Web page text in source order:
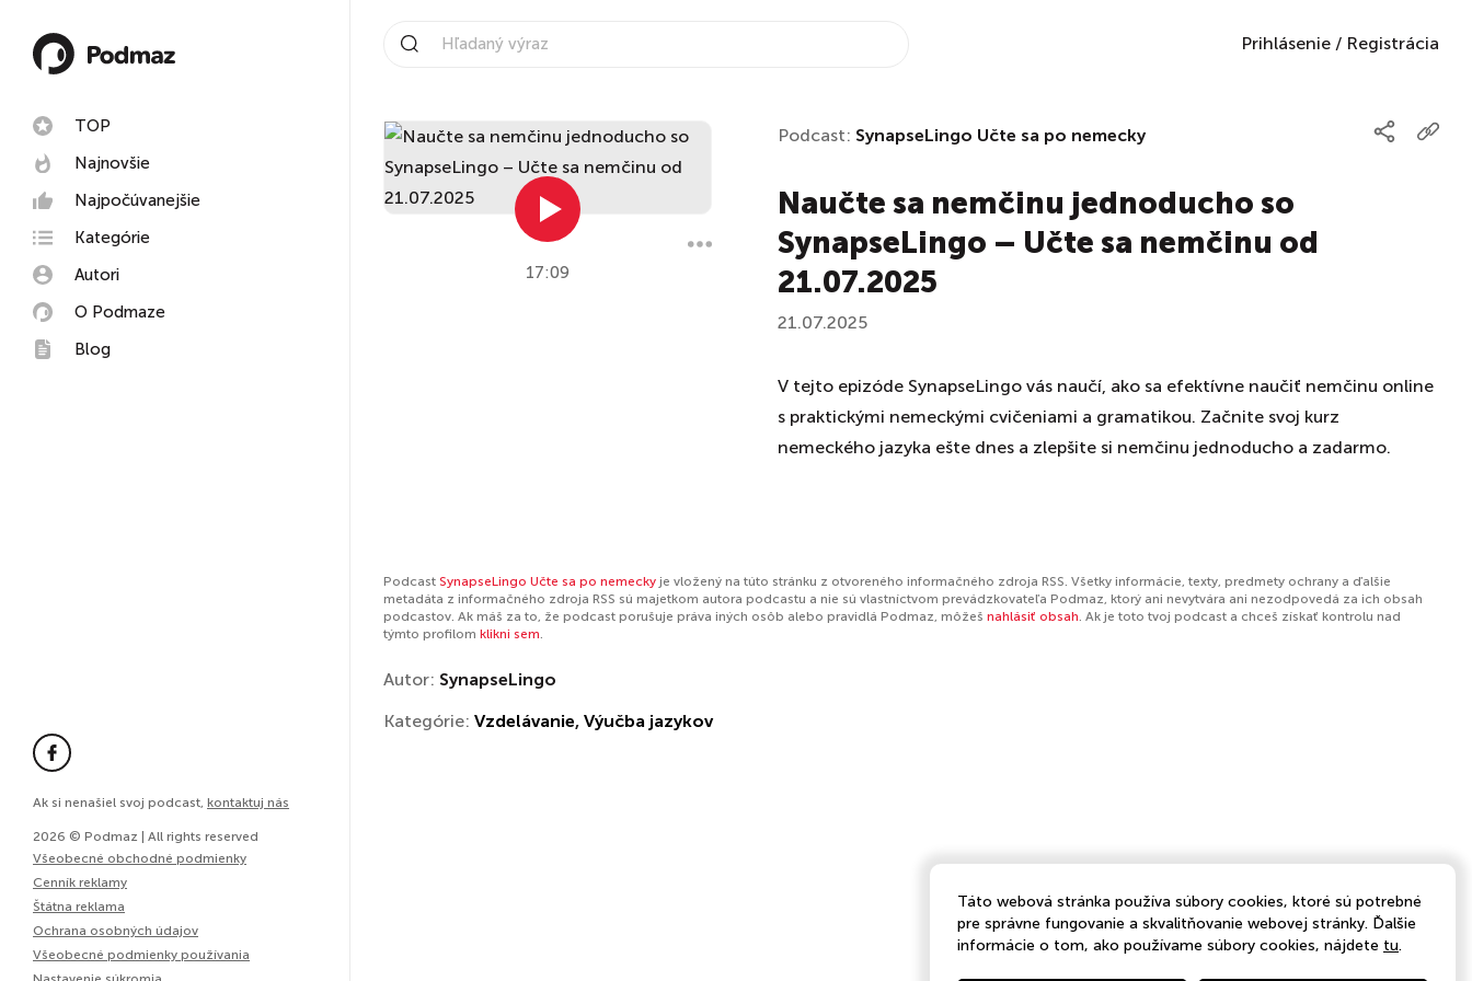
TOP
Najnovšie
Najpočúvanejšie
Kategórie
Autori
O Podmaze
Blog
Ak si nenašiel svoj podcast, kontaktuj nás
2026 © Podmaz | All rights reserved
Všeobecné obchodné podmienky
Cenník reklamy
Štátna reklama
Ochrana osobných údajov
Všeobecné podmienky používania
Prihlásenie / Registrácia
17:09
Podcast: SynapseLingo Učte sa po nemecky
Naučte sa nemčinu jednoducho so
SynapseLingo – Učte sa nemčinu od
21.07.2025
21.07.2025
V tejto epizóde SynapseLingo vás naučí, ako sa efektívne naučiť nemčinu online
s praktickými nemeckými cvičeniami a gramatikou. Začnite svoj kurz
nemeckého jazyka ešte dnes a zlepšite si nemčinu jednoducho a zadarmo.
Podcast SynapseLingo Učte sa po nemecky je vložený na túto stránku z otvoreného informačného zdroja RSS. Všetky informácie, texty, predmety ochrany a ďalšie
metadáta z informačného zdroja RSS sú majetkom autora podcastu a nie sú vlastníctvom prevádzkovateľa Podmaz, ktorý ani nevytvára ani nezodpovedá za ich obsah
podcastov. Ak máš za to, že podcast porušuje práva iných osôb alebo pravidlá Podmaz, môžeš nahlásiť obsah. Ak je toto tvoj podcast a chceš získať kontrolu nad
týmto profilom klikni sem.
Autor: SynapseLingo
Kategórie: Vzdelávanie, Výučba jazykov
Táto webová stránka používa súbory cookies, ktoré sú potrebné
pre správne fungovanie a skvalitňovanie webovej stránky. Ďalšie
informácie o tom, ako používame súbory cookies, nájdete tu.